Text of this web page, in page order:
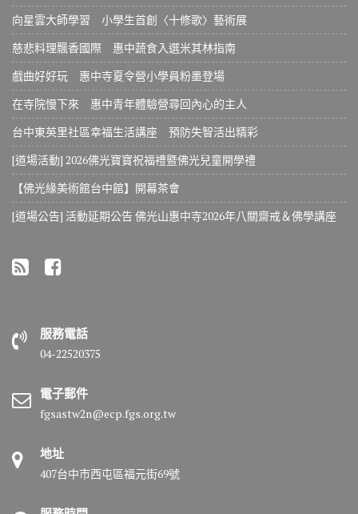
向星雲大師學習 小學生首創〈十修歌〉藝術展
慈悲料理飄香國際 惠中蔬食入選米其林指南
戲曲好好玩 惠中寺夏令營小學員粉墨登場
在寺院慢下來 惠中青年體驗營尋回內心的主人
台中東英里社區幸福生活講座 預防失智活出精彩
[道場活動] 2026佛光寶寶祝福禮暨佛光兒童開學禮
【佛光緣美術館台中館】開幕茶會
[道場公告] 活動延期公告 佛光山惠中寺2026年八關齋戒＆佛學講座
服務電話
04-22520375
電子郵件
fgsastw2n@ecp.fgs.org.tw
地址
407台中市西屯區福元街69號